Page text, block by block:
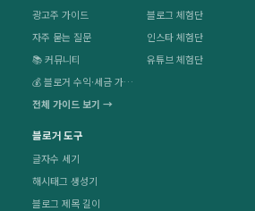
광고주 가이드
자주 묻는 질문
📚 커뮤니티
💰 블로거 수익·세금 가이드
전체 가이드 보기 →
블로그 체험단
인스타 체험단
유튜브 체험단
블로거 도구
글자수 세기
해시태그 생성기
블로그 제목 길이